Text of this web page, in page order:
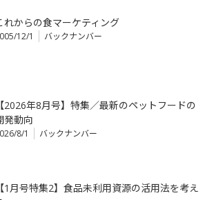
れからの食マーケティング
12/1 バックナンバー
【2026年8月号】特集／最新のペットフードの
発動向
8/1 バックナンバー
【1月号特集2】食品未利用資源の活用法を考え